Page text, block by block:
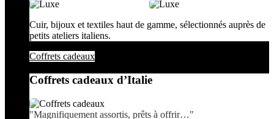
Cuir, bijoux et textiles haut de gamme, sélectionnés auprès de
petits ateliers italiens.
Coffrets cadeaux
Coffrets cadeaux d’Italie
"Magnifiquement assortis, prêts à offrir…"